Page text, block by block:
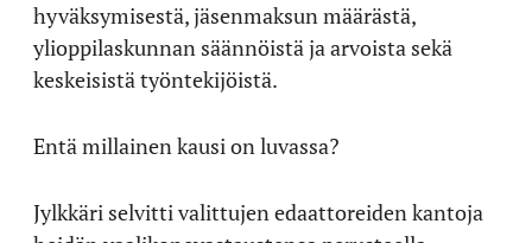
hyväksymisestä, jäsenmaksun määrästä,
ylioppilaskunnan säännöistä ja arvoista sekä
keskeisistä työntekijöistä.
Entä millainen kausi on luvassa?
Jylkkäri selvitti valittujen edaattoreiden kantoja